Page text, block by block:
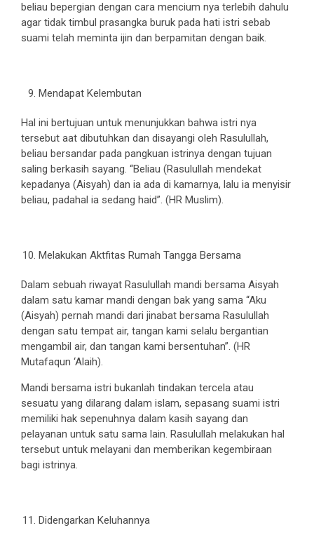
beliau bepergian dengan cara mencium nya terlebih dahulu
agar tidak timbul prasangka buruk pada hati istri sebab
suami telah meminta ijin dan berpamitan dengan baik.
Mendapat Kelembutan
Hal ini bertujuan untuk menunjukkan bahwa istri nya
tersebut aat dibutuhkan dan disayangi oleh Rasulullah,
beliau bersandar pada pangkuan istrinya dengan tujuan
saling berkasih sayang. “Beliau (Rasulullah mendekat
kepadanya (Aisyah) dan ia ada di kamarnya, lalu ia menyisir
beliau, padahal ia sedang haid”. (HR Muslim).
Melakukan Aktfitas Rumah Tangga Bersama
Dalam sebuah riwayat Rasulullah mandi bersama Aisyah
dalam satu kamar mandi dengan bak yang sama “Aku
(Aisyah) pernah mandi dari jinabat bersama Rasulullah
dengan satu tempat air, tangan kami selalu bergantian
mengambil air, dan tangan kami bersentuhan”. (HR
Mutafaqun ‘Alaih).
Mandi bersama istri bukanlah tindakan tercela atau
sesuatu yang dilarang dalam islam, sepasang suami istri
memiliki hak sepenuhnya dalam kasih sayang dan
pelayanan untuk satu sama lain. Rasulullah melakukan hal
tersebut untuk melayani dan memberikan kegembiraan
bagi istrinya.
Didengarkan Keluhannya